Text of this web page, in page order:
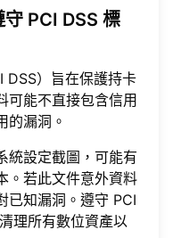
PCI DSS 標
DSS）旨在保護持卡
可能不直接包含信用
的漏洞。
統設定截圖，可能有
。若此文件意外資料
已知漏洞。遵守 PCI
理所有數位資產以